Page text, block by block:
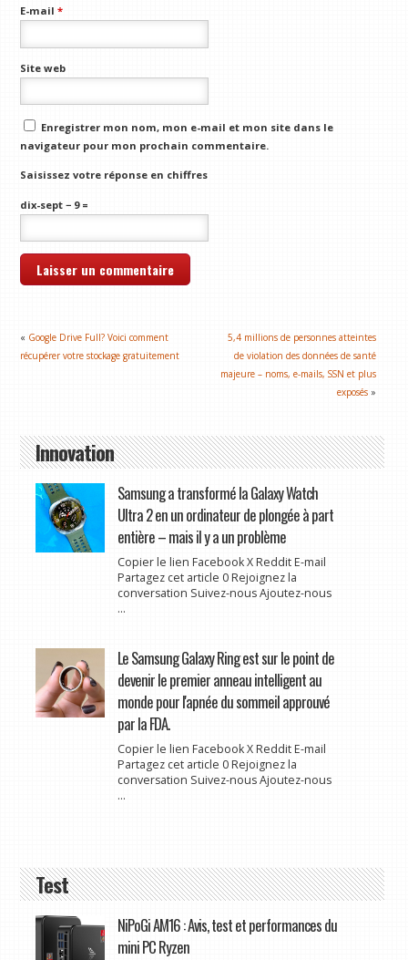
E-mail*
Site web
Enregistrer mon nom, mon e-mail et mon site dans le
navigateur pour mon prochain commentaire.
Saisissez votre réponse en chiffres
dix-sept − 9 =
« Google Drive Full? Voici comment
récupérer votre stockage gratuitement
5,4 millions de personnes atteintes
de violation des données de santé
majeure – noms, e-mails, SSN et plus
exposés »
Innovation
Samsung a transformé la Galaxy Watch
Ultra 2 en un ordinateur de plongée à part
entière – mais il y a un problème
Copier le lien Facebook X Reddit E-mail
Partagez cet article 0 Rejoignez la
conversation Suivez-nous Ajoutez-nous
...
Le Samsung Galaxy Ring est sur le point de
devenir le premier anneau intelligent au
monde pour l'apnée du sommeil approuvé
par la FDA.
Copier le lien Facebook X Reddit E-mail
Partagez cet article 0 Rejoignez la
conversation Suivez-nous Ajoutez-nous
...
Test
NiPoGi AM16 : Avis, test et performances du
mini PC Ryzen